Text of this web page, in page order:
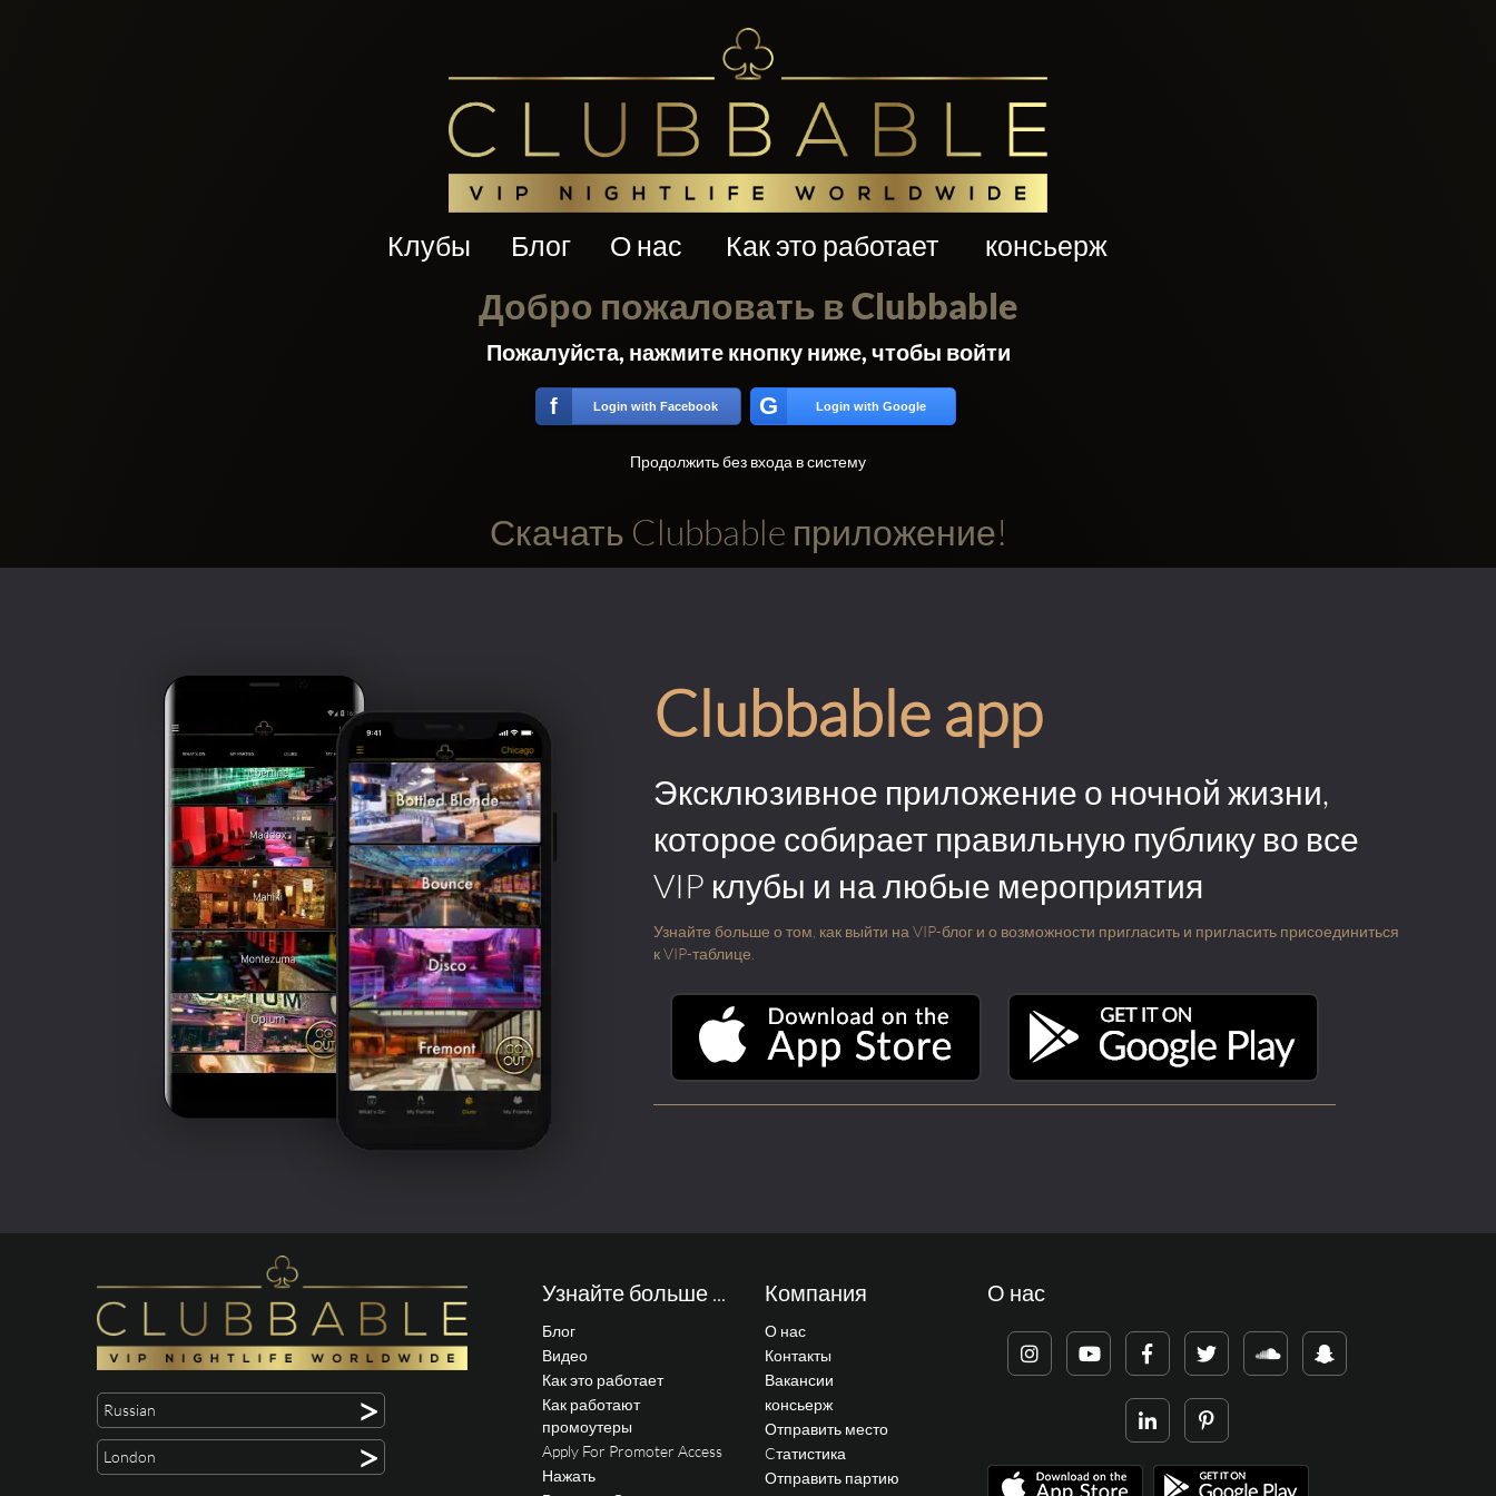
Клубы Блог О нас Как это работает консьерж
Добро пожаловать в Clubbable
Пожалуйста, нажмите кнопку ниже, чтобы войти
f Login with Facebook G Login with Google
Продолжить без входа в систему
Скачать Clubbable приложение!
Clubbable app
Эксклюзивное приложение о ночной жизни,
которое собирает правильную публику во все
VIP клубы и на любые мероприятия
Узнайте больше о том, как выйти на VIP-блог и о возможности пригласить и пригласить присоединиться
к VIP-таблице.
Russian >
London >
Узнайте больше ...
Блог
Видео
Как это работает
Как работают
промоутеры
Apply For Promoter Access
Нажать
Компания
О нас
Контакты
Вакансии
консьерж
Отправить место
Cтатистика
Отправить партию
О нас